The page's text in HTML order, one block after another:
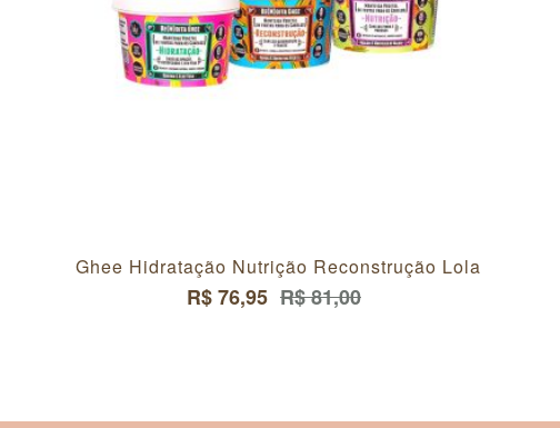
Ghee Hidratação Nutrição Reconstrução Lola
R$ 76,95 R$ 81,00